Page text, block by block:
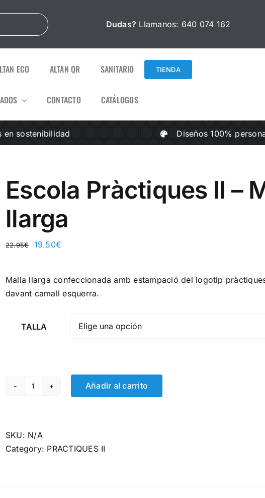
Dudas? Llamanos: 640 074 162
ECO ALTAN QR SANITARIO TIENDA
CONTACTO CATÁLOGOS
en sostenibilidad Diseños 100%
Escola Pràctiques II –
llarga
22.95€ 19.50€
Malla llarga confeccionada amb estampació del logotip
davant camall esquerra.
TALLA
Escola
-
Malla
Añadir al carrito
SKU: N/A
Category: PRACTIQUES II